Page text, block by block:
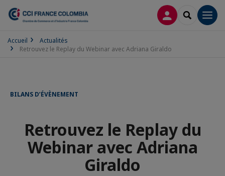
CONNEXION
Accueil
Actualités
Retrouvez le Replay du Webinar avec Adriana Giraldo
BILANS D’ÉVÈNEMENT
Retrouvez le Replay du
Webinar avec Adriana
Giraldo